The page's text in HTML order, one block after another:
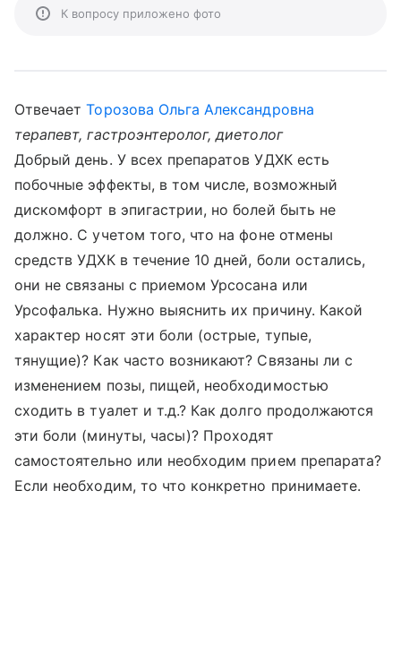
К вопросу приложено фото
ОтвечаетТорозова Ольга Александровна
терапевт, гастроэнтеролог, диетолог
Добрый день. У всех препаратов УДХК есть
побочные эффекты, в том числе, возможный
дискомфорт в эпигастрии, но болей быть не
должно. С учетом того, что на фоне отмены
средств УДХК в течение 10 дней, боли остались,
они не связаны с приемом Урсосана или
Урсофалька. Нужно выяснить их причину. Какой
характер носят эти боли (острые, тупые,
тянущие)? Как часто возникают? Связаны ли с
изменением позы, пищей, необходимостью
сходить в туалет и т.д.? Как долго продолжаются
эти боли (минуты, часы)? Проходят
самостоятельно или необходим прием препарата?
Если необходим, то что конкретно принимаете.